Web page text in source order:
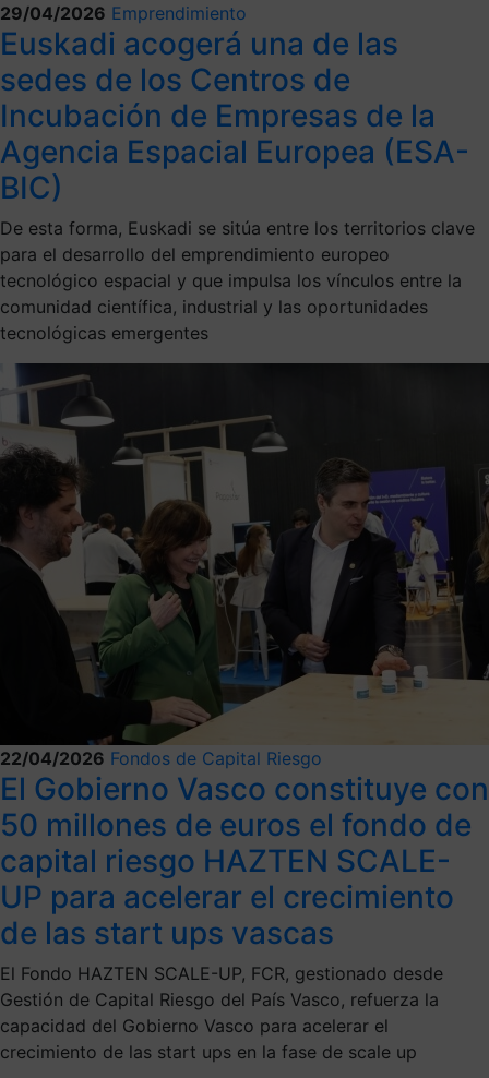
29/04/2026 Emprendimiento
Euskadi acogerá una de las
sedes de los Centros de
Incubación de Empresas de la
Agencia Espacial Europea (ESA-
BIC)
De esta forma, Euskadi se sitúa entre los territorios clave
para el desarrollo del emprendimiento europeo
tecnológico espacial y que impulsa los vínculos entre la
comunidad científica, industrial y las oportunidades
tecnológicas emergentes
22/04/2026 Fondos de Capital Riesgo
El Gobierno Vasco constituye con
50 millones de euros el fondo de
capital riesgo HAZTEN SCALE-
UP para acelerar el crecimiento
de las start ups vascas
El Fondo HAZTEN SCALE-UP, FCR, gestionado desde
Gestión de Capital Riesgo del País Vasco, refuerza la
capacidad del Gobierno Vasco para acelerar el
crecimiento de las start ups en la fase de scale up